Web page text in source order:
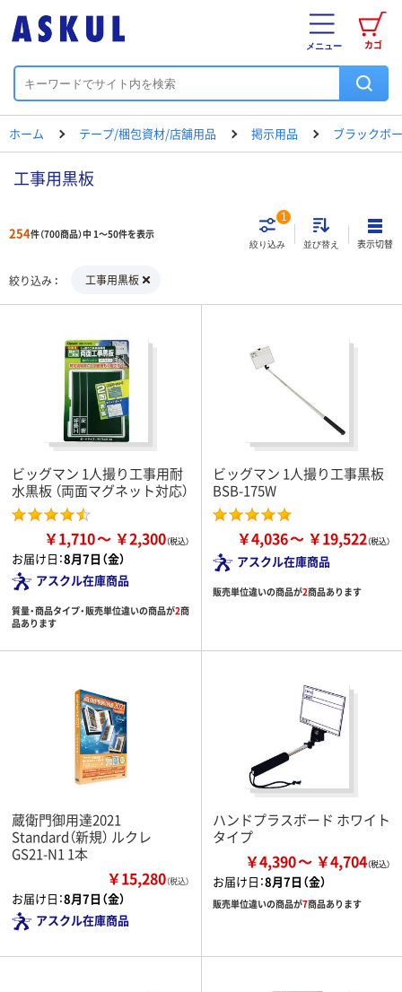
カゴ
メニュー
ホーム テープ/梱包資材/店舗用品 掲示用品 ブラックボ
工事用黒板
254件（700商品）中 1～50件を表示
絞り込み
1
並び替え 表示切替
絞り込み 工事用黒板
ビッグマン 1人撮り工事用耐
水黒板 （両面マグネット対応）
￥1,710 ￥2,300
お届け日：8月7日（金）
アスクル在庫商品
質量・商品タイプ・販売単位違いの商品が2商
品あります
ビッグマン 1人撮り工事黒板
BSB-175W
￥4,036 ￥19,522
アスクル在庫商品
販売単位違いの商品が2商品あります
蔵衛門御用達2021
Standard（新規） ルクレ
GS21-N1 1本
￥15,280（税込）
お届け日：8月7日（金）
アスクル在庫商品
ハンドプラスボード ホワイト
タイプ
￥4,390 ￥4,704
お届け日：8月7日（金）
販売単位違いの商品が7商品あります